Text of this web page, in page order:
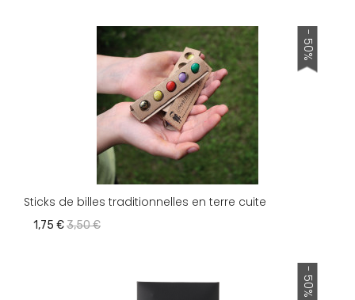
- 50%
Sticks de billes traditionnelles en terre cuite
1,75 €3,50 €
- 50%